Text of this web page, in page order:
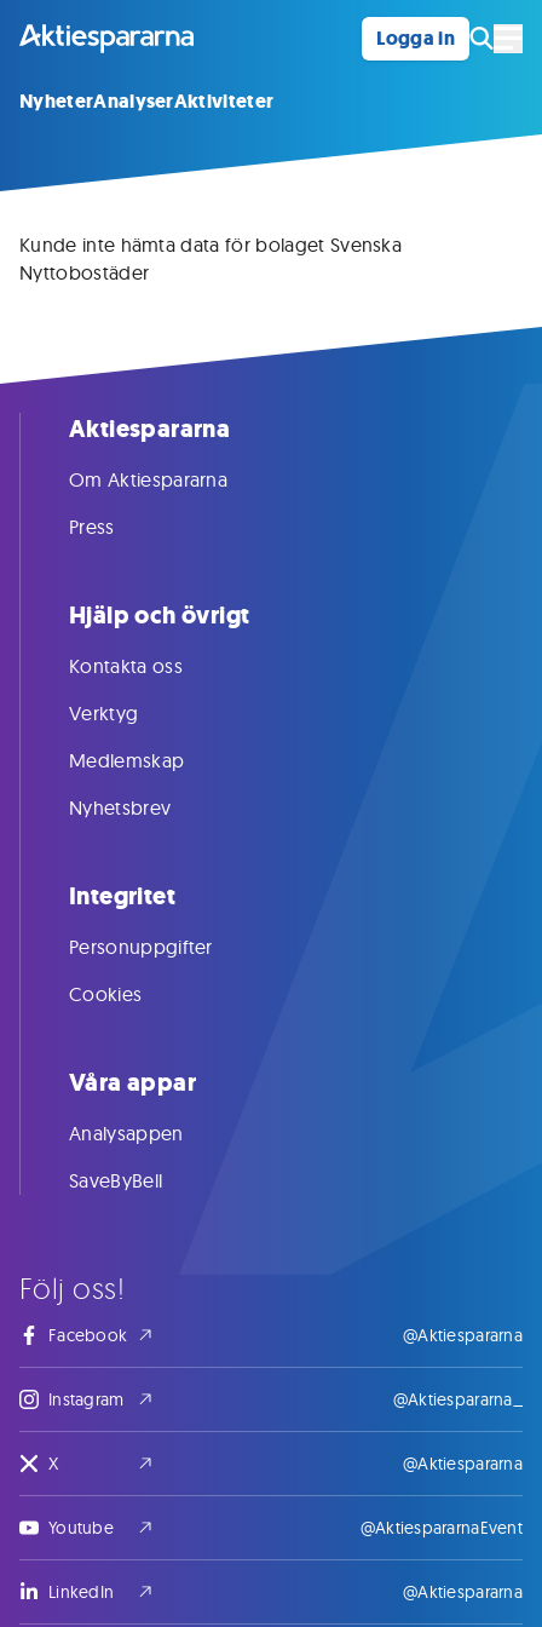
Logga in
NyheterAnalyserAktiviteter
Kunde inte hämta data för bolaget Svenska
Nyttobostäder
Följ oss!
Facebook @Aktiespararna
Instagram @Aktiespararna_
X @Aktiespararna
Youtube @AktiespararnaEvent
LinkedIn @Aktiespararna
Aktiespararna
Om Aktiespararna
Press
Hjälp och övrigt
Kontakta oss
Verktyg
Medlemskap
Nyhetsbrev
Integritet
Personuppgifter
Cookies
Våra appar
Analysappen
SaveByBell